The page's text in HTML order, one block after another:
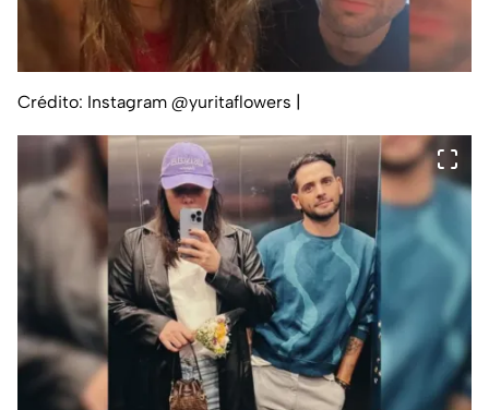
Crédito: Instagram @yuritaflowers